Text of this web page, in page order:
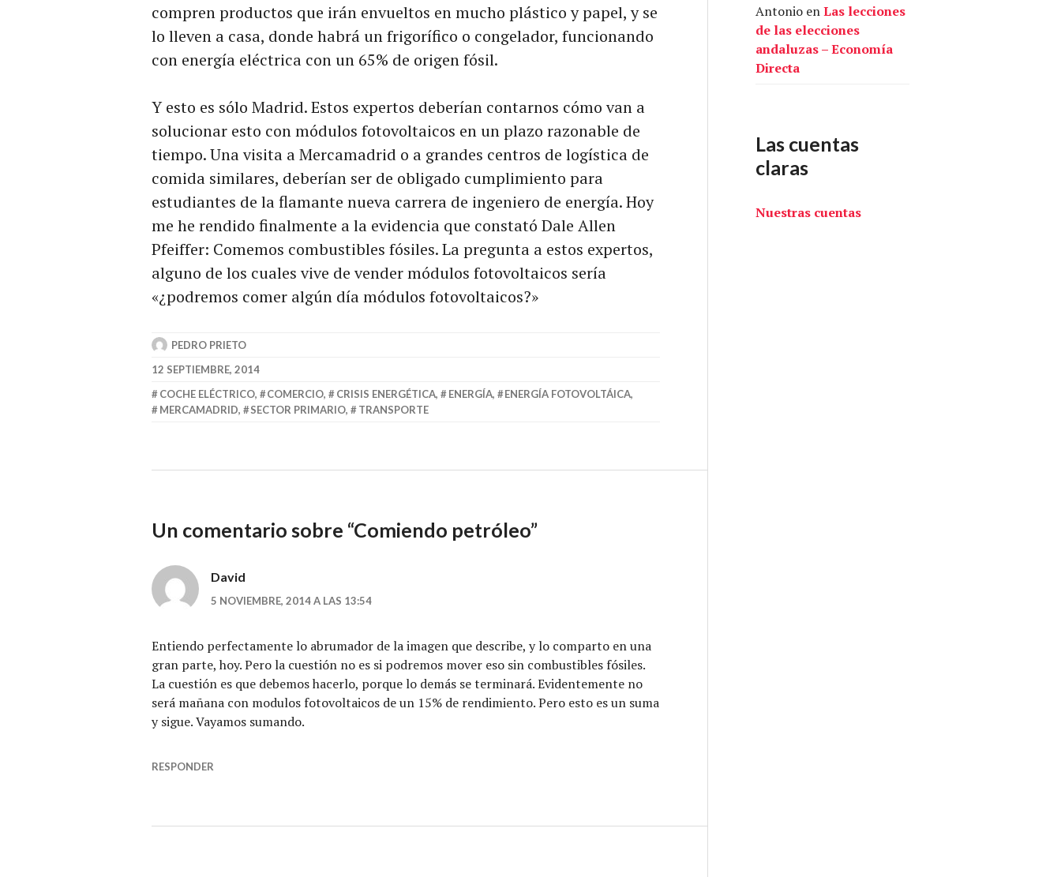
compren productos que irán envueltos en mucho plástico y papel, y se
lo lleven a casa, donde habrá un frigorífico o congelador, funcionando
con energía eléctrica con un 65% de origen fósil.
Y esto es sólo Madrid. Estos expertos deberían contarnos cómo van a
solucionar esto con módulos fotovoltaicos en un plazo razonable de
tiempo. Una visita a Mercamadrid o a grandes centros de logística de
comida similares, deberían ser de obligado cumplimiento para
estudiantes de la flamante nueva carrera de ingeniero de energía. Hoy
me he rendido finalmente a la evidencia que constató Dale Allen
Pfeiffer: Comemos combustibles fósiles. La pregunta a estos expertos,
alguno de los cuales vive de vender módulos fotovoltaicos sería
«¿podremos comer algún día módulos fotovoltaicos?»
PEDRO PRIETO
12 SEPTIEMBRE, 2014
COCHE ELÉCTRICO, COMERCIO, CRISIS ENERGÉTICA, ENERGÍA, ENERGÍA FOTOVOLTÁICA,
MERCAMADRID, SECTOR PRIMARIO, TRANSPORTE
Un comentario sobre “Comiendo petróleo”
David
5 NOVIEMBRE, 2014 A LAS 13:54
Entiendo perfectamente lo abrumador de la imagen que describe, y lo comparto en una
gran parte, hoy. Pero la cuestión no es si podremos mover eso sin combustibles fósiles.
La cuestión es que debemos hacerlo, porque lo demás se terminará. Evidentemente no
será mañana con modulos fotovoltaicos de un 15% de rendimiento. Pero esto es un suma
y sigue. Vayamos sumando.
RESPONDER
Antonio enLas lecciones
de las elecciones
andaluzas – Economía
Directa
Las cuentas
claras
Nuestras cuentas